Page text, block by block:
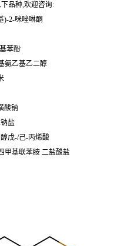
品种,欢迎咨询:
)-2-咪唑啉酮
苯酚
氨乙基乙二醇
酸钠
盐
戊-/己-丙烯酸
甲基联苯胺 二盐酸盐